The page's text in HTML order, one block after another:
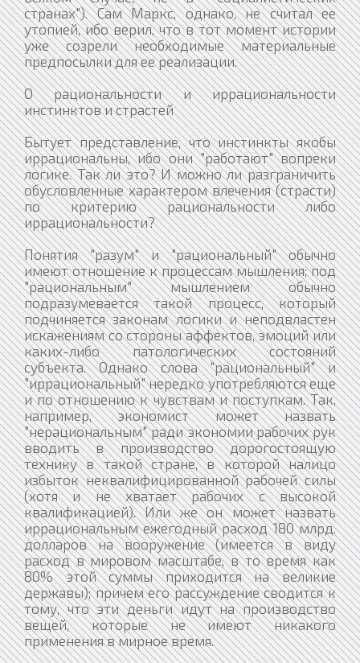
странах"). Сам Маркс, однако, не считал ее
утопией, ибо верил, что в тот момент истории
уже созрели необходимые материальные
предпосылки для ее реализации.
О рациональности и иррациональности
инстинктов и страстей
Бытует представление, что инстинкты якобы
иррациональны, ибо они "работают" вопреки
логике. Так ли это? И можно ли разграничить
обусловленные характером влечения (страсти)
по критерию рациональности либо
иррациональности?
Понятия "разум" и "рациональный" обычно
имеют отношение к процессам мышления; под
"рациональным" мышлением обычно
подразумевается такой процесс, который
подчиняется законам логики и неподвластен
искажениям со стороны аффектов, эмоций или
каких-либо патологических состояний
субъекта. Однако слова "рациональный" и
"иррациональный" нередко употребляются еще
и по отношению к чувствам и поступкам. Так,
например, экономист может назвать
"нерациональным" ради экономии рабочих рук
вводить в производство дорогостоящую
технику в такой стране, в которой налицо
избыток неквалифицированной рабочей силы
(хотя и не хватает рабочих с высокой
квалификацией). Или же он может назвать
иррациональным ежегодный расход 180 млрд.
долларов на вооружение (имеется в виду
расход в мировом масштабе, в то время как
80% этой суммы приходится на великие
державы); причем его рассуждение сводится к
тому, что эти деньги идут на производство
вещей, которые не имеют никакого
применения в мирное время.